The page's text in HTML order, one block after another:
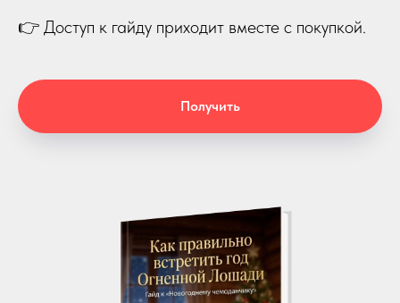
👉 Доступ к гайду приходит вместе с покупкой.
Получить